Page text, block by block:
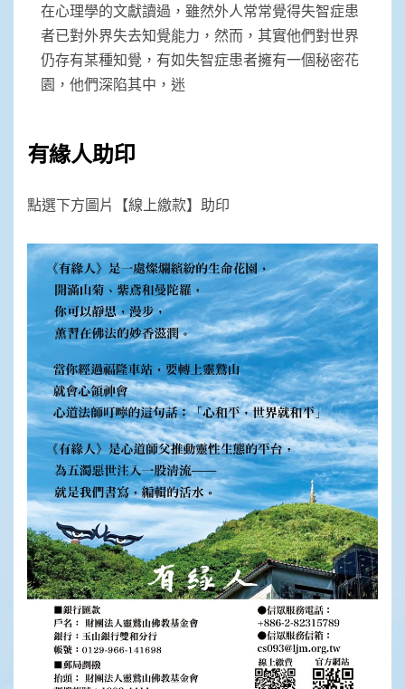
在心理學的文獻讀過，雖然外人常常覺得失智症患
者已對外界失去知覺能力，然而，其實他們對世界
仍存有某種知覺，有如失智症患者擁有一個秘密花
園，他們深陷其中，迷
有緣人助印
點選下方圖片【線上繳款】助印